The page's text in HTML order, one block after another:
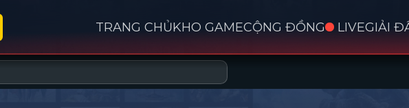
TRANG CHỦKHO GAMECỘNG ĐỒNG LIVEGIẢI